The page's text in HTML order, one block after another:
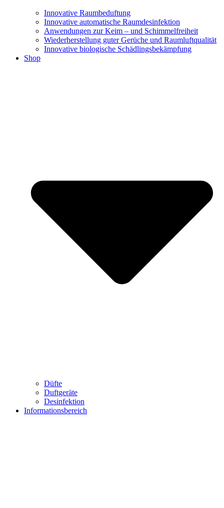
Innovative Raumbeduftung
Innovative automatische Raumdesinfektion
Anwendungen zur Keim – und Schimmelfreiheit
Wiederherstellung guter Gerüche und Raumluftqualität
Innovative biologische Schädlingsbekämpfung
Shop
Düfte
Duftgeräte
Desinfektion
Informationsbereich